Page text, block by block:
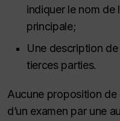
indiquer le nom de
principale;
Une description
tierces parties.
Aucune proposition de
d’un examen par une